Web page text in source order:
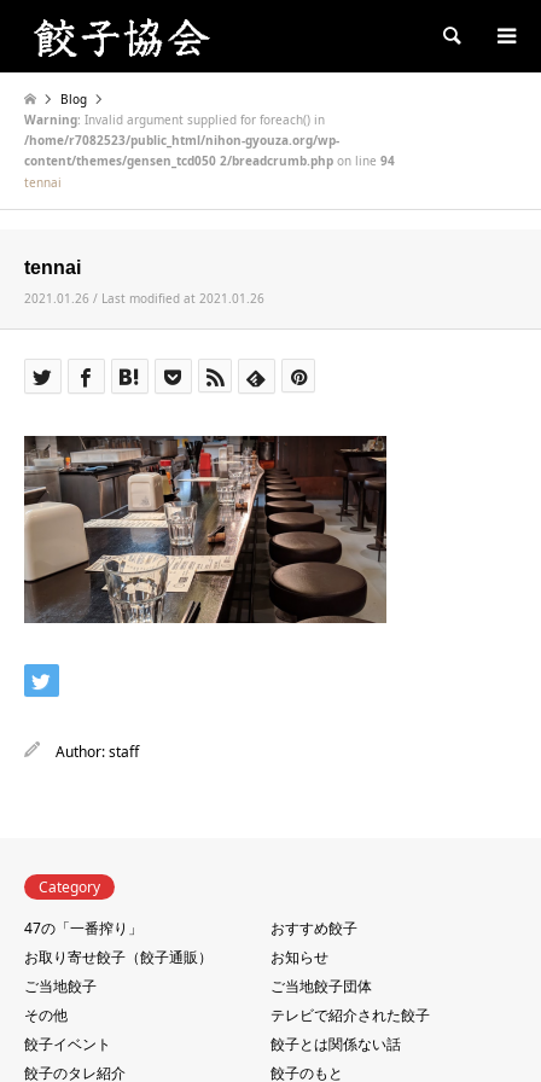
Search
Blog
Warning: Invalid argument supplied for foreach() in
/home/r7082523/public_html/nihon-gyouza.org/wp-
content/themes/gensen_tcd050 2/breadcrumb.php on line 94
tennai
tennai
2021.01.26 / Last modified at 2021.01.26
Author:staff
Category
47の「一番搾り」
おすすめ餃子
お取り寄せ餃子（餃子通販）
お知らせ
ご当地餃子
ご当地餃子団体
その他
テレビで紹介された餃子
餃子イベント
餃子とは関係ない話
餃子のタレ紹介
餃子のもと